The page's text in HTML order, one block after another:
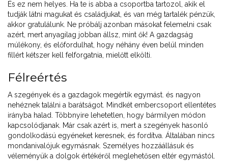
És ez nem helyes. Ha te is abba a csoportba tartozol, akik el
tudják látni magukat és családjukat, és van még tartalék pénzük,
akkor gratulálunk. Ne próbálj azonban másokat felemelni csak
azért, mert anyagilag jobban állsz, mint ők! A gazdagság
múlékony, és előfordulhat, hogy néhány éven belül minden
fillért kétszer kell felforgatnia, mielőtt elkölti.
Félreértés
A szegények és a gazdagok megértik egymást. és nagyon
nehéznek találni a barátságot. Mindkét embercsoport ellentétes
irányba halad. Többnyire lehetetlen, hogy bármilyen módon
kapcsolódjanak. Már csak azért is, mert a szegények hasonló
gondolkodású egyéneket keresnek, és fordítva. Általában nincs
mondanivalójuk egymásnak. Személyes hozzáállásuk és
véleményük a dolgok értékéről meglehetősen eltér egymástól.